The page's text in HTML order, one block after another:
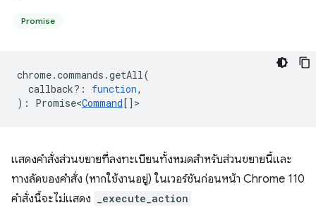
Promise
chrome.commands .getAll(
callback? : function,
) : Promise<Command[] >
แสดงคำสั่งส่วนขยายที่ลงทะเบียนทั้งหมดสำหรับส่วนขยายนี้และ
ทางลัดของคำสั่ง (หากใช้งานอยู่) ในเวอร์ชันก่อนหน้า Chrome 110
คำสั่งนี้จะไม่แสดง
_execute_action